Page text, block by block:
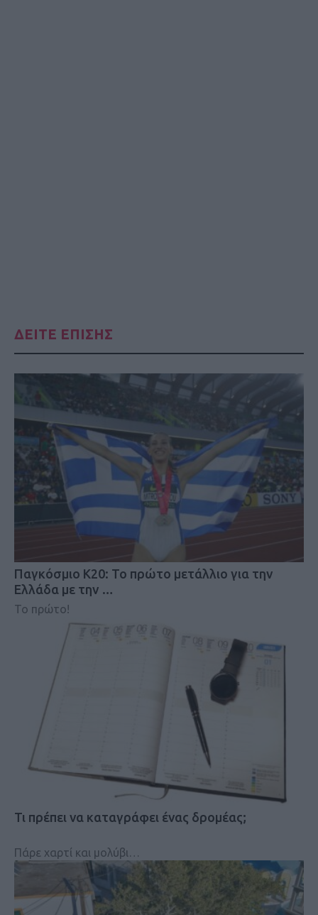
ΔΕΙΤΕ ΕΠΙΣΗΣ
Παγκόσμιο Κ20: Το πρώτο μετάλλιο για την
Ελλάδα με την …
Το πρώτο!
Τι πρέπει να καταγράφει ένας δρομέας;
Πάρε χαρτί και μολύβι…